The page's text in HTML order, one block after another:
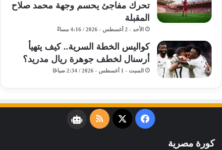
تحرك مفاجئ يحسم وجهة محمد صلاح
المقبلة
الأحد - 2 أغسطس - 2026 / 4:16 مساءً
كواليس الخطة السرية.. كيف يتهيأ
أرسنال لخطف جوهرة ريال مدريد؟
السبت - 1 أغسطس - 2026 / 2:34 صباحًا
فيسبوك
‫X
ملخصنبض
كورة مصرية